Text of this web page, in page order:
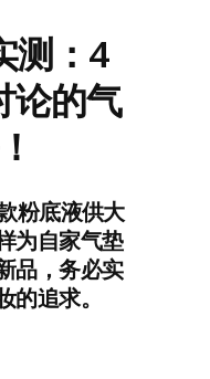
测：4
论的气
粉底液供大
为自家气垫
品，务必实
的追求。